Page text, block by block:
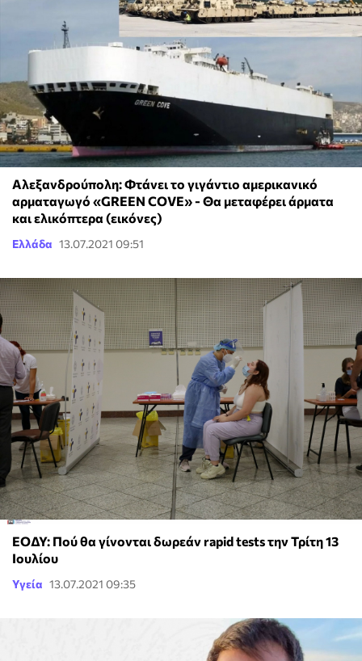
Αλεξανδρούπολη: Φτάνει το γιγάντιο αμερικανικό
αρματαγωγό «GREEN COVE» - Θα μεταφέρει άρματα
και ελικόπτερα (εικόνες)
Ελλάδα 13.07.2021 09:51
ΕΟΔΥ: Πού θα γίνονται δωρεάν rapid tests την Τρίτη 13
Ιουλίου
Υγεία 13.07.2021 09:35